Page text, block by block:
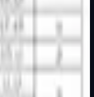
zaštitni
koji obezbjeđuje